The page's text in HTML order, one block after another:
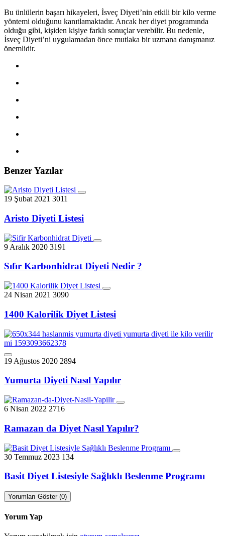
Bu ünlülerin başarı hikayeleri, İsveç Diyeti’nin etkili bir kilo verme
yöntemi olduğunu kanıtlamaktadır. Ancak her diyet programında
olduğu gibi, kişiden kişiye farklı sonuçlar verebilir. Bu nedenle,
İsveç Diyeti’ni uygulamadan önce mutlaka bir uzmana danışmanız
önemlidir.
Benzer Yazılar
19 Şubat 2021 3011
Aristo Diyeti Listesi
9 Aralık 2020 3191
Sıfır Karbonhidrat Diyeti Nedir ?
24 Nisan 2021 3090
1400 Kalorilik Diyet Listesi
19 Ağustos 2020 2894
Yumurta Diyeti Nasıl Yapılır
6 Nisan 2022 2716
Ramazan da Diyet Nasıl Yapılır?
30 Temmuz 2023 134
Basit Diyet Listesiyle Sağlıklı Beslenme Programı
Yorumları Göster (0)
Yorum Yap